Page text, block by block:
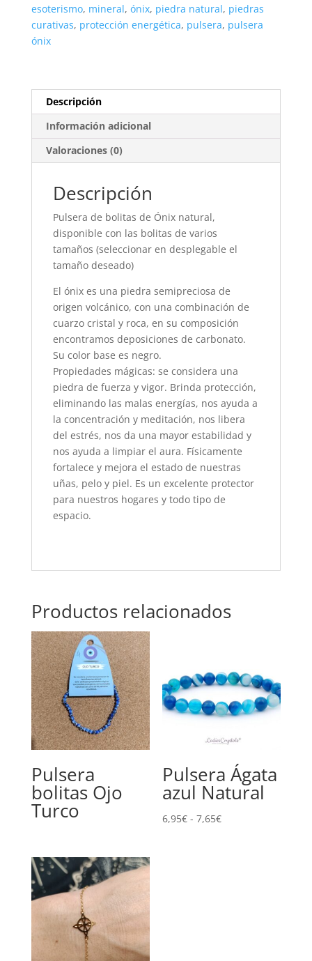
esoterismo, mineral, ónix, piedra natural, piedras
curativas, protección energética, pulsera, pulsera
ónix
Descripción
Información adicional
Valoraciones (0)
Descripción
Pulsera de bolitas de Ónix natural,
disponible con las bolitas de varios
tamaños (seleccionar en desplegable el
tamaño deseado)
El ónix es una piedra semipreciosa de
origen volcánico, con una combinación de
cuarzo cristal y roca, en su composición
encontramos deposiciones de carbonato.
Su color base es negro.
Propiedades mágicas: se considera una
piedra de fuerza y vigor. Brinda protección,
eliminando las malas energías, nos ayuda a
la concentración y meditación, nos libera
del estrés, nos da una mayor estabilidad y
nos ayuda a limpiar el aura. Físicamente
fortalece y mejora el estado de nuestras
uñas, pelo y piel. Es un excelente protector
para nuestros hogares y todo tipo de
espacio.
Productos relacionados
Pulsera
bolitas Ojo
Turco
Pulsera Ágata
azul Natural
6,95€ - 7,65€Rango